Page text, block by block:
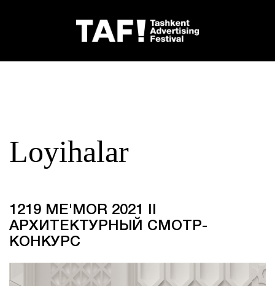
Loyihalar
1219 ME'MOR 2021 II
АРХИТЕКТУРНЫЙ СМОТР-
КОНКУРС